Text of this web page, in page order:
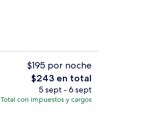
$195 por noche
El
precio
total
$243 en total
5 sept - 6 sept
Total con impuestos y cargos